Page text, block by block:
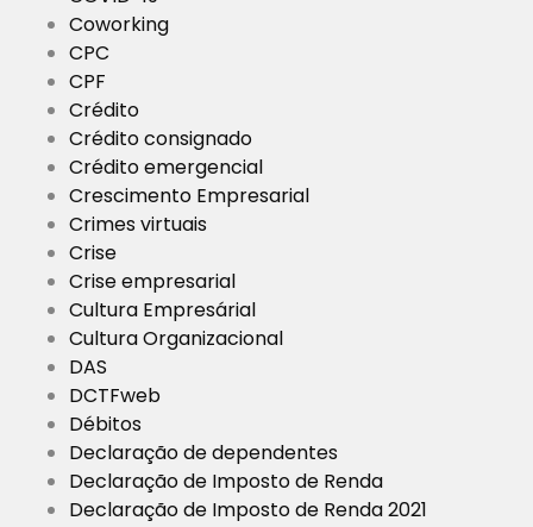
Coworking
CPC
CPF
Crédito
Crédito consignado
Crédito emergencial
Crescimento Empresarial
Crimes virtuais
Crise
Crise empresarial
Cultura Empresárial
Cultura Organizacional
DAS
DCTFweb
Débitos
Declaração de dependentes
Declaração de Imposto de Renda
Declaração de Imposto de Renda 2021